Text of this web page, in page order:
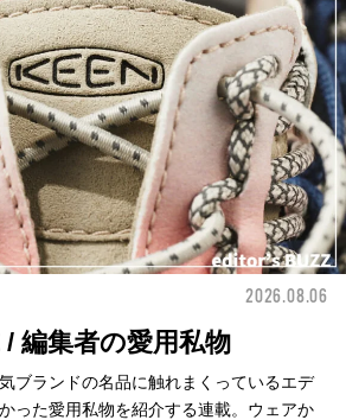
2026.08.06
編集者の愛用私物
ブランドの名品に触れまくっているエデ
った愛用私物を紹介する連載。ウェアか